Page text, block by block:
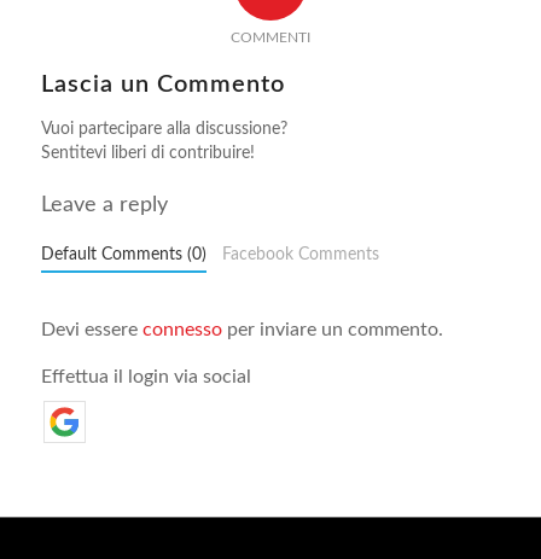
COMMENTI
Lascia un Commento
Vuoi partecipare alla discussione?
Sentitevi liberi di contribuire!
Leave a reply
Default Comments (0) Facebook Comments
Devi essere connessoper inviare un commento.
Effettua il login via social